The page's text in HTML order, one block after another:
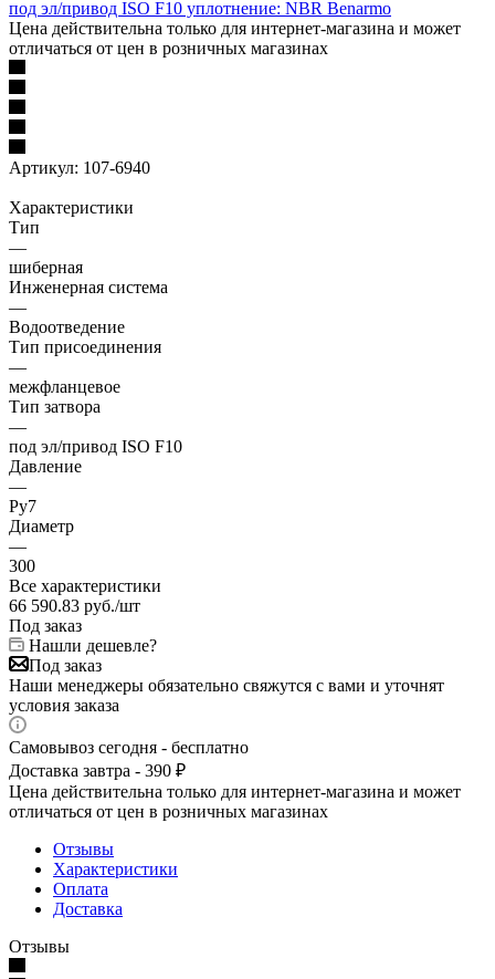
Цена действительна только для интернет-магазина и может
отличаться от цен в розничных магазинах
Артикул: 107-6940
Характеристики
Тип
—
шиберная
Инженерная система
—
Водоотведение
Тип присоединения
—
межфланцевое
Тип затвора
—
под эл/привод ISO F10
Давление
—
Ру7
Диаметр
—
300
Все характеристики
66 590.83 руб./шт
Под заказ
Нашли дешевле?
Под заказ
Наши менеджеры обязательно свяжутся с вами и уточнят
условия заказа
Самовывоз сегодня - бесплатно
Доставка завтра - 390 ₽
Цена действительна только для интернет-магазина и может
отличаться от цен в розничных магазинах
Отзывы
Характеристики
Оплата
Доставка
Отзывы